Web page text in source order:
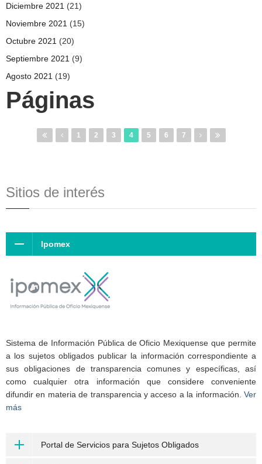
Diciembre 2021 (21)
Noviembre 2021 (15)
Octubre 2021 (20)
Septiembre 2021 (9)
Agosto 2021 (19)
Páginas
1 2 3 4 5 6 7
Sitios de interés
Ipomex
Sistema de Información Pública de Oficio Mexiquense que permite
a los sujetos obligados publicar la información correspondiente a
sus obligaciones de transparencia comunes y específicas, así
como cualquier otra información que considere conveniente
difundir en materia de transparencia y acceso a la información. Ver
más
Portal de Servicios para Sujetos Obligados